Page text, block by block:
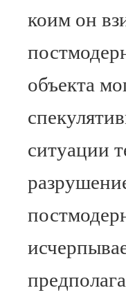
коим он
объекта
ситуации